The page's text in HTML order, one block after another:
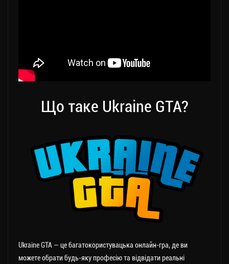
Що таке Ukraine GTA?
Ukraine GTA — це багатокористувацька онлайн-гра, де ви
можете обрати будь-яку професію та відвідати реальні